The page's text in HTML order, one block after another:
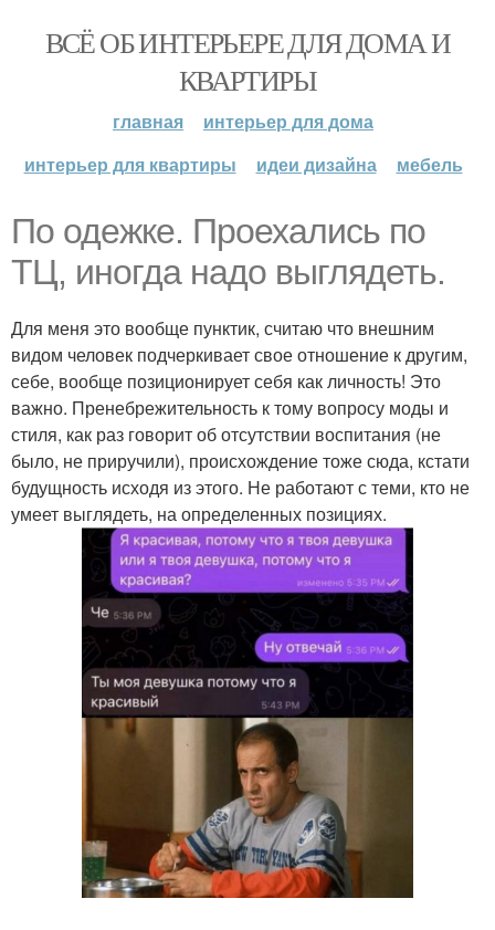
ВСЁ ОБ ИНТЕРЬЕРЕ ДЛЯ ДОМА И
КВАРТИРЫ
главная
интерьер для дома
интерьер для квартиры
идеи дизайна мебель
По одежке. Проехались по
ТЦ, иногда надо выглядеть.
Для меня это вообще пунктик, считаю что внешним
видом человек подчеркивает свое отношение к другим,
себе, вообще позиционирует себя как личность! Это
важно. Пренебрежительность к тому вопросу моды и
стиля, как раз говорит об отсутствии воспитания (не
было, не приручили), происхождение тоже сюда, кстати
будущность исходя из этого. Не работают с теми, кто не
умеет выглядеть, на определенных позициях.